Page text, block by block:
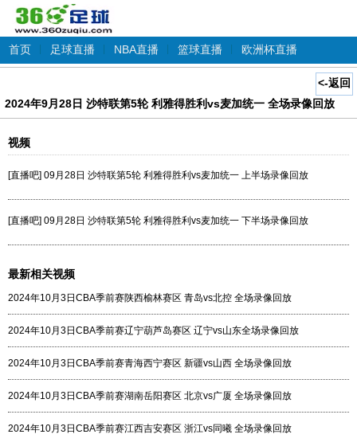
首页 足球直播 NBA直播 篮球直播 欧洲杯直播
<-返回
2024年9月28日 沙特联第5轮 利雅得胜利vs麦加统一 全场录像回放
视频
[直播吧] 09月28日 沙特联第5轮 利雅得胜利vs麦加统一 上半场录像回放
[直播吧] 09月28日 沙特联第5轮 利雅得胜利vs麦加统一 下半场录像回放
最新相关视频
2024年10月3日CBA季前赛陕西榆林赛区 青岛vs北控 全场录像回放
2024年10月3日CBA季前赛辽宁葫芦岛赛区 辽宁vs山东全场录像回放
2024年10月3日CBA季前赛青海西宁赛区 新疆vs山西 全场录像回放
2024年10月3日CBA季前赛湖南岳阳赛区 北京vs广厦 全场录像回放
2024年10月3日CBA季前赛江西吉安赛区 浙江vs同曦 全场录像回放